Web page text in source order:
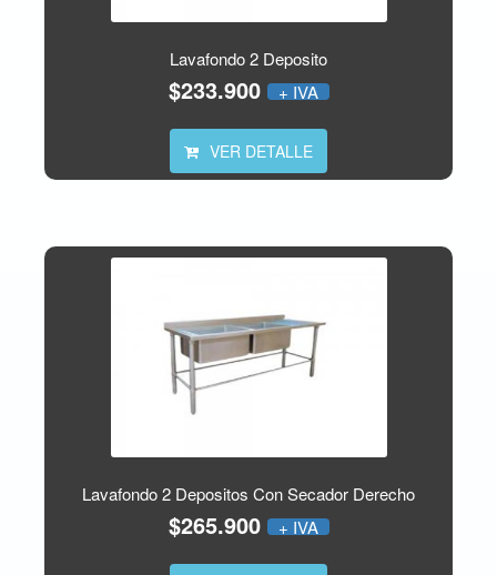
Lavafondo 2 Deposito
$233.900 + IVA
VER DETALLE
Lavafondo 2 Depositos Con Secador Derecho
$265.900 + IVA